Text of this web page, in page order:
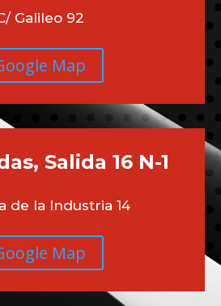
Galileo 92
Map
Salida 16 N-1
de la Industria 14
Map